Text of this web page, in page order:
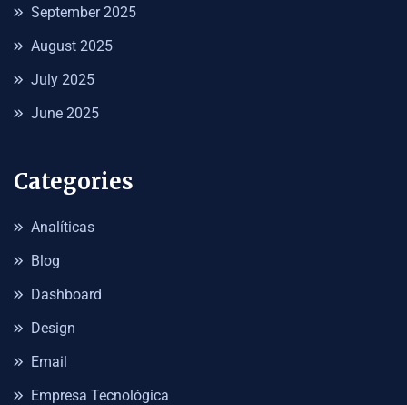
September 2025
August 2025
July 2025
June 2025
Categories
Analíticas
Blog
Dashboard
Design
Email
Empresa Tecnológica